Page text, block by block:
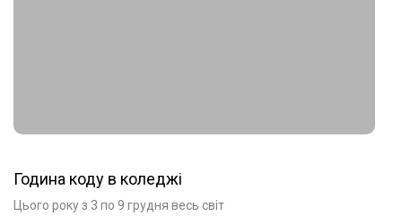
Година коду в коледжі
Цього року з 3 по 9 грудня весь світ